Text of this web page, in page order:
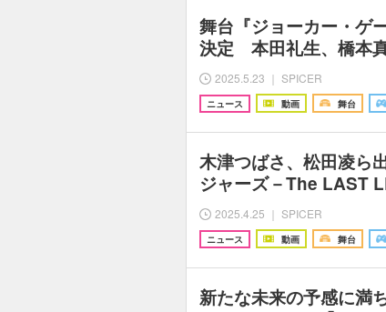
舞台『ジョーカー・ゲ
決定 本田礼生、橋本
2025.5.23 ｜ SPICER
ニュース 動画 舞台
木津つばさ、松田凌ら
ジャーズ－The
2025.4.25 ｜ SPICER
ニュース 動画 舞台
新たな未来の予感に